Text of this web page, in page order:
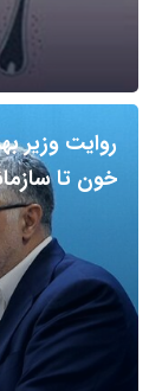
روایت وزیر
خون تا